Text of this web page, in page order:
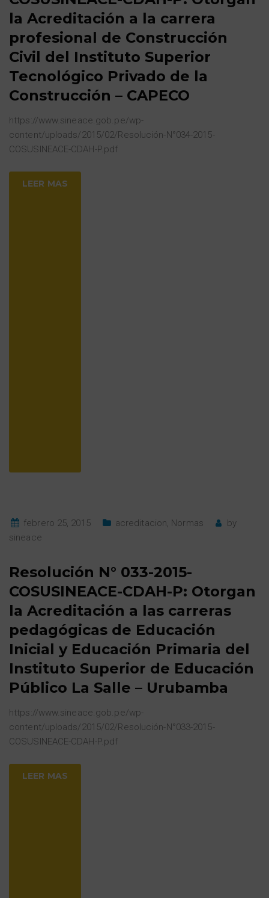
la Acreditación a la carrera
profesional de Construcción
Civil del Instituto Superior
Tecnológico Privado de la
Construcción – CAPECO
https://www.sineace.gob.pe/wp-
content/uploads/2015/02/Resolución-N°034-2015-
COSUSINEACE-CDAH-P.pdf
LEER MAS
febrero 25, 2015 acreditacion, Normas
by
sineace
Resolución N° 033-2015-
COSUSINEACE-CDAH-P: Otorgan
la Acreditación a las carreras
pedagógicas de Educación
Inicial y Educación Primaria del
Instituto Superior de Educación
Público La Salle – Urubamba
https://www.sineace.gob.pe/wp-
content/uploads/2015/02/Resolución-N°033-2015-
COSUSINEACE-CDAH-P.pdf
LEER MAS